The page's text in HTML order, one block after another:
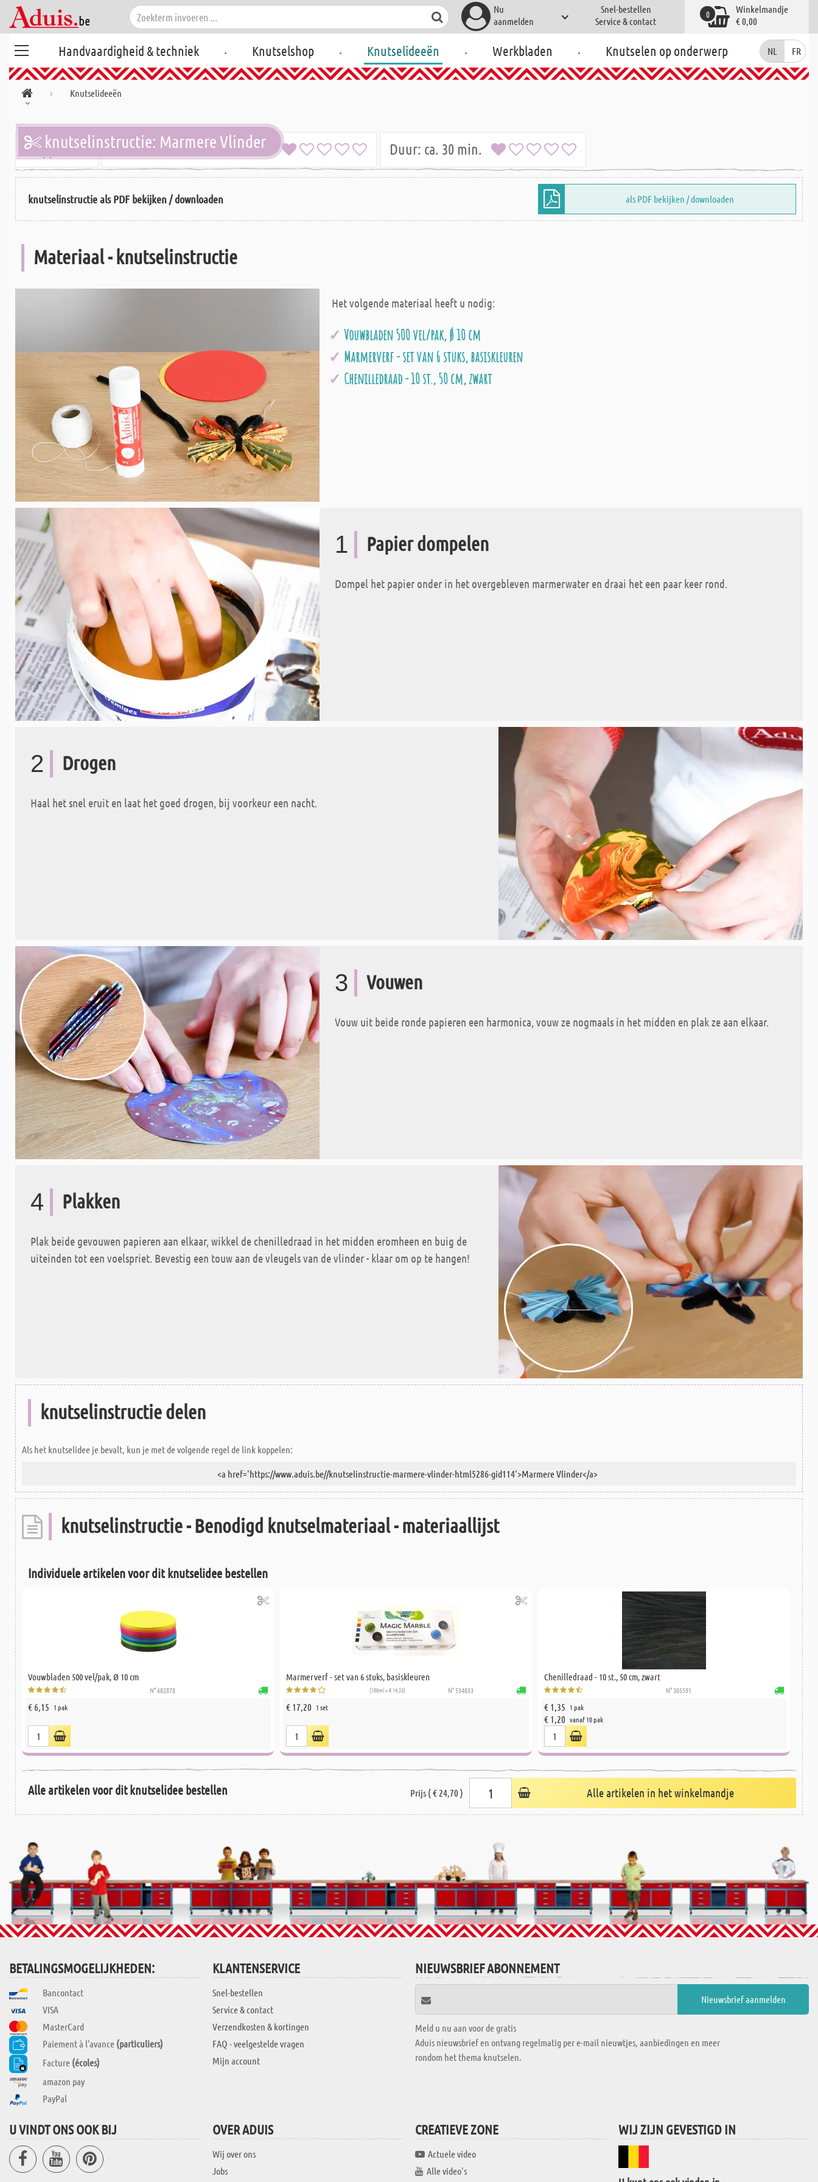
Nu
aanmelden
Snel-bestellen
Service & contact
Winkelmandje
€ 0,00
0
Handvaardigheid & techniek . Knutselshop . Knutselideeën . Werkbladen . Knutselen op onderwerp NL FR
Knutselideeën
knutselinstructie: Marmere Vlinder
Stappen: 4 Moeilijkheidsgraad: makkelijk Duur: ca. 30 min.
knutselinstructie als PDF bekijken / downloaden als PDF bekijken / downloaden
Materiaal - knutselinstructie
Het volgende materiaal heeft u nodig:
Vouwbladen 500 vel/pak, Ø 10 cm
Marmerverf - set van 6 stuks, basiskleuren
Chenilledraad - 10 st., 50 cm, zwart
1 Papier dompelen
Dompel het papier onder in het overgebleven marmerwater en draai het een paar keer rond.
2 Drogen
Haal het snel eruit en laat het goed drogen, bij voorkeur een nacht.
3 Vouwen
Vouw uit beide ronde papieren een harmonica, vouw ze nogmaals in het midden en plak ze aan elkaar.
4 Plakken
Plak beide gevouwen papieren aan elkaar, wikkel de chenilledraad in het midden eromheen en buig de
uiteinden tot een voelspriet. Bevestig een touw aan de vleugels van de vlinder - klaar om op te hangen!
knutselinstructie delen
Als het knutselidee je bevalt, kun je met de volgende regel de link koppelen:
knutselinstructie - Benodigd knutselmateriaal - materiaallijst
Individuele artikelen voor dit knutselidee bestellen
Vouwbladen 500 vel/pak, Ø 10 cm
N° 602878
€ 6,15 1 pak
Marmerverf - set van 6 stuks, basiskleuren
(100ml = € 14,33) N° 534033
€ 17,20 1 set
Chenilledraad - 10 st., 50 cm, zwart
N° 305591
€ 1,35 1 pak
€ 1,20 vanaf 10 pak
Alle artikelen voor dit knutselidee bestellen Prijs ( € 24,70 ) Alle artikelen in het winkelmandje
BETALINGSMOGELIJKHEDEN:
Bancontact
VISA
MasterCard
Paiement à l'avance (particuliers)
Facture (écoles)
amazon pay
PayPal
KLANTENSERVICE
Snel-bestellen
Service & contact
Verzendkosten & kortingen
FAQ - veelgestelde vragen
Mijn account
NIEUWSBRIEF ABONNEMENT
Meld u nu aan voor de gratis
Aduis nieuwsbrief en ontvang regelmatig per e-mail nieuwtjes, aanbiedingen en meer
rondom het thema knutselen.
U VINDT ONS OOK BIJ OVER ADUIS
Wij over ons
Jobs
CREATIEVE ZONE
Actuele video
Alle video's
WIJ ZIJN GEVESTIGD IN